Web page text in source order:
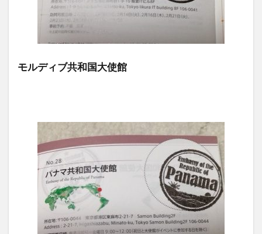
モルディブ共和国大使館